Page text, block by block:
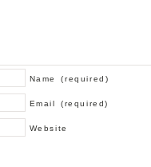
Name (required)
Email (required)
Website